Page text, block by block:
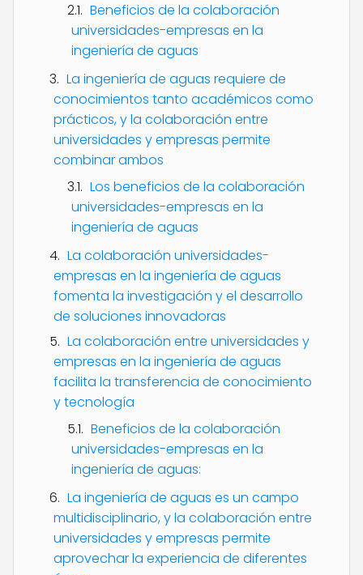
Beneficios de la colaboración
universidades-empresas en la
ingeniería de aguas
La ingeniería de aguas requiere de
conocimientos tanto académicos como
prácticos, y la colaboración entre
universidades y empresas permite
combinar ambos
Los beneficios de la colaboración
universidades-empresas en la
ingeniería de aguas
La colaboración universidades-
empresas en la ingeniería de aguas
fomenta la investigación y el desarrollo
de soluciones innovadoras
La colaboración entre universidades y
empresas en la ingeniería de aguas
facilita la transferencia de conocimiento
y tecnología
Beneficios de la colaboración
universidades-empresas en la
ingeniería de aguas:
La ingeniería de aguas es un campo
multidisciplinario, y la colaboración entre
universidades y empresas permite
aprovechar la experiencia de diferentes